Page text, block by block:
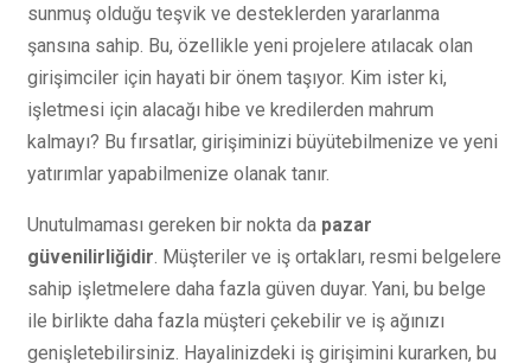
sunmuş olduğu teşvik ve desteklerden yararlanma
şansına sahip. Bu, özellikle yeni projelere atılacak olan
girişimciler için hayati bir önem taşıyor. Kim ister ki,
işletmesi için alacağı hibe ve kredilerden mahrum
kalmayı? Bu fırsatlar, girişiminizi büyütebilmenize ve yeni
yatırımlar yapabilmenize olanak tanır.
Unutulmaması gereken bir nokta da pazar
güvenilirliğidir. Müşteriler ve iş ortakları, resmi belgelere
sahip işletmelere daha fazla güven duyar. Yani, bu belge
ile birlikte daha fazla müşteri çekebilir ve iş ağınızı
genişletebilirsiniz. Hayalinizdeki iş girişimini kurarken, bu